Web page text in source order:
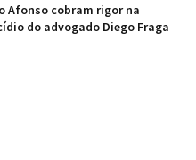
Afonso cobram rigor na
do advogado Diego Fraga